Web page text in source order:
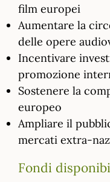
film europei
Aumentare la
delle opere
Incentivare
promozione
Sostenere la
europeo
Ampliare il
mercati extra-
Fondi